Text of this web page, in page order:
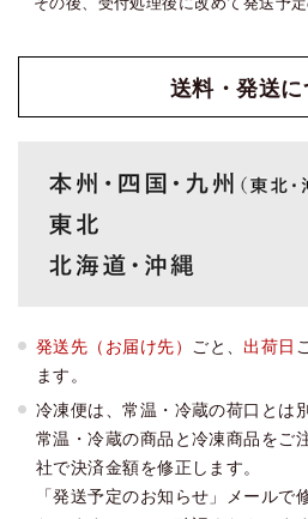
送料・発送
発送先（お届け先） ごと、出荷日
ます。
冷凍便は、常温・冷蔵の荷口とは
常温・冷蔵の商品と冷凍商品をご
社で決済金額を修正します。
「発送予定のお知らせ」メール